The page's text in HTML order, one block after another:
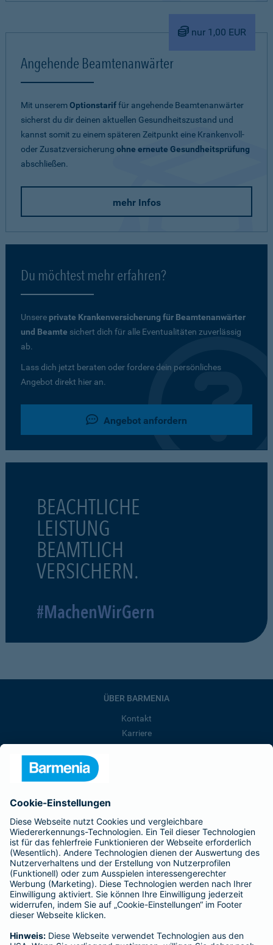
nur 1,00 EUR
Angehende Beamtenanwärter
Mit unseremOptionstariffür angehende Beamtenanwärter
sicherst du dir deinen aktuellen Gesundheitszustand und
kannst somit zu einem späteren Zeitpunkt eine Krankenvoll-
oder Zusatzversicherung ohne erneute Gesundheitsprüfung
abschließen.
mehr Infos
Du möchtest mehr erfahren?
Unsere private Krankenversicherung für Beamtenanwärter
und Beamte sichert dich für alle Eventualitäten zuverlässig
ab.
Lass dich jetzt beraten oder fordere dein persönliches
Angebot direkt hier an.
Angebot anfordern
BEACHTLICHE
LEISTUNG
BEAMTLICH
VERSICHERN.
#MachenWirGern
ÜBER BARMENIA
Kontakt
Karriere
Barmenia ist Teil der BarmeniaGothaer
BELIEBTE SEITEN
Kranken-Zusatzversicherung
Tierversicherungen
Haftpflichtversicherung
Hausratversicherung